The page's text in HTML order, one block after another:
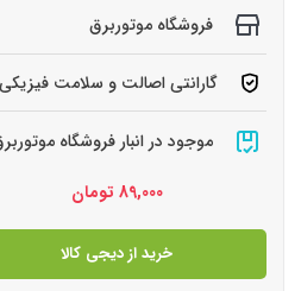
فروشگاه موتوربرق
گارانتی اصالت و سلامت فیزیکی
موجود در انبار فروشگاه
89,000 تومان
خرید از دیجی کالا